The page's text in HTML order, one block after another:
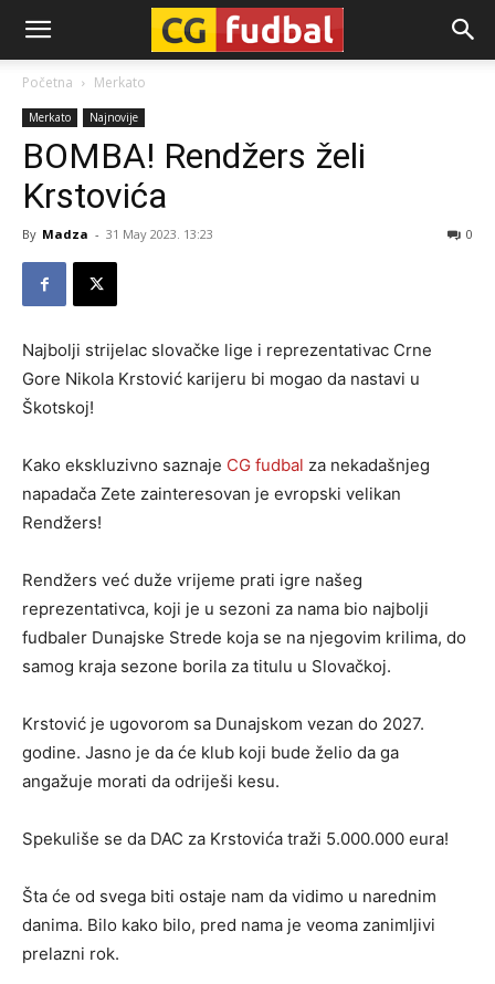
CG-
Fudbal
Početna Merkato
Merkato Najnovije
BOMBA! Rendžers želi
Krstovića
By Madza - 31 May 2023. 13:23 0
Najbolji strijelac slovačke lige i reprezentativac Crne
Gore Nikola Krstović karijeru bi mogao da nastavi u
Škotskoj!
Kako ekskluzivno saznaje CG fudbal za nekadašnjeg
napadača Zete zainteresovan je evropski velikan
Rendžers!
Rendžers već duže vrijeme prati igre našeg
reprezentativca, koji je u sezoni za nama bio najbolji
fudbaler Dunajske Strede koja se na njegovim krilima, do
samog kraja sezone borila za titulu u Slovačkoj.
Krstović je ugovorom sa Dunajskom vezan do 2027.
godine. Jasno je da će klub koji bude želio da ga
angažuje morati da odriješi kesu.
Spekuliše se da DAC za Krstovića traži 5.000.000 eura!
Šta će od svega biti ostaje nam da vidimo u narednim
danima. Bilo kako bilo, pred nama je veoma zanimljivi
prelazni rok.